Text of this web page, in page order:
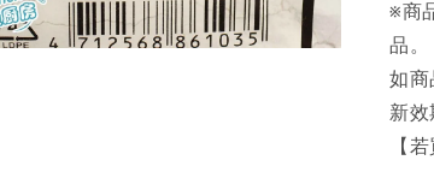
※商
品。
如商
新效
【